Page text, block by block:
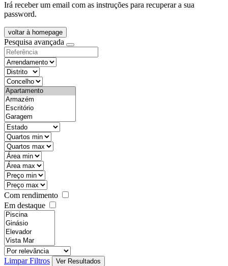
Irá receber um email com as instruções para recuperar a sua
password.
voltar à homepage
Pesquisa avançada
Com rendimento
Em destaque
Limpar Filtros Ver Resultados